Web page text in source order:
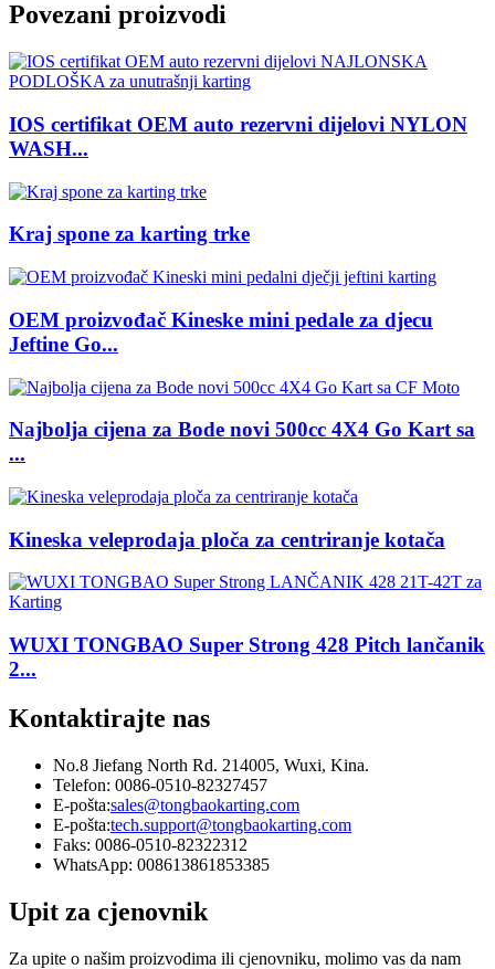
Povezani proizvodi
IOS certifikat OEM auto rezervni dijelovi NYLON
WASH...
Kraj spone za karting trke
OEM proizvođač Kineske mini pedale za djecu
Jeftine Go...
Najbolja cijena za Bode novi 500cc 4X4 Go Kart sa
...
Kineska veleprodaja ploča za centriranje kotača
WUXI TONGBAO Super Strong 428 Pitch lančanik
2...
Kontaktirajte nas
No.8 Jiefang North Rd. 214005, Wuxi, Kina.
Telefon: 0086-0510-82327457
E-pošta:sales@tongbaokarting.com
E-pošta:tech.support@tongbaokarting.com
Faks: 0086-0510-82322312
WhatsApp: 008613861853385
Upit za cjenovnik
Za upite o našim proizvodima ili cjenovniku, molimo vas da nam